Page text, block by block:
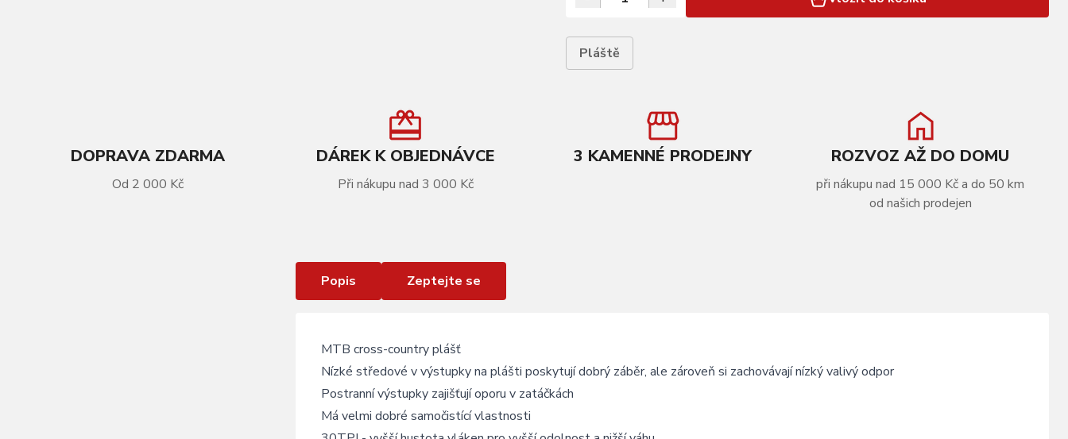
Pláště
DOPRAVA ZDARMA
Od 2 000 Kč
DÁREK K OBJEDNÁVCE
Při nákupu nad 3 000 Kč
3 KAMENNÉ PRODEJNY ROZVOZ AŽ DO DOMU
při nákupu nad 15 000 Kč a do 50 km
od našich prodejen
VÍCE INFORMACÍ
Popis Zeptejte se
MTB cross-country plášť
Nízké středové v výstupky na plášti poskytují dobrý záběr, ale zároveň si zachovávají nízký valivý odpor
Postranní výstupky zajišťují oporu v zatáčkách
Má velmi dobré samočistící vlastnosti